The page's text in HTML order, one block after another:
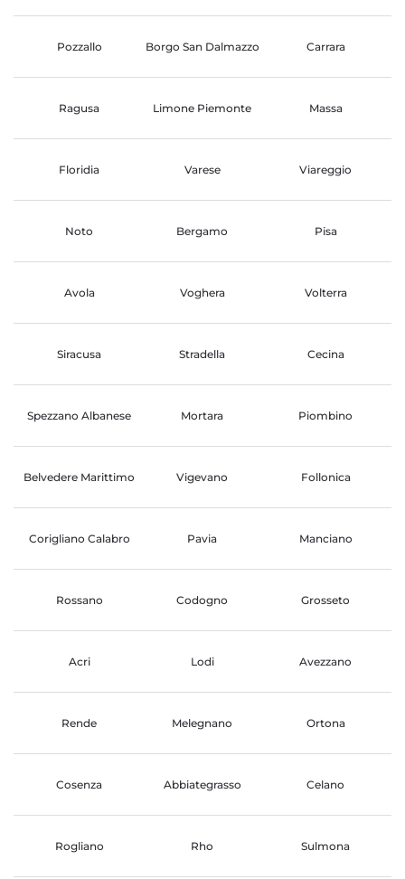
Pozzallo Borgo San Dalmazzo Carrara
Ragusa Limone Piemonte Massa
Floridia Varese Viareggio
Noto Bergamo Pisa
Avola Voghera Volterra
Siracusa Stradella Cecina
Spezzano Albanese Mortara Piombino
Belvedere Marittimo Vigevano Follonica
Corigliano Calabro Pavia Manciano
Rossano Codogno Grosseto
Acri Lodi Avezzano
Rende Melegnano Ortona
Cosenza Abbiategrasso Celano
Rogliano Rho Sulmona